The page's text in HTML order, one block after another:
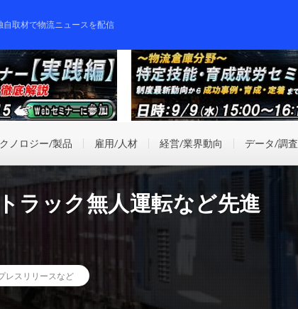
自取材で物流ニュースを配信
ノロジー/製品 雇用/人材 経営/業界動向 データ/調査
ラック無人運転など先進
レスリリースなど